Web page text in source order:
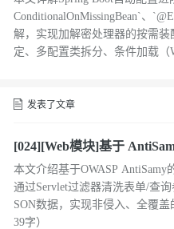
ConditionalOnMissingBean`、
解，实现加解密处理器的按需
定、多配置类拆分、条件加载（
发表了文章
[024][Web模块]基于
践：从过滤器到反序列化的
本文介绍基于OWASP AntiSamy
通过Servlet过滤器清洗表单/查
SON数据，实现非侵入、全覆
39字）